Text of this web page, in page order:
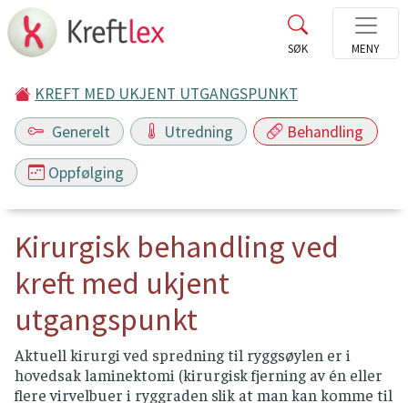
KREFT MED UKJENT UTGANGSPUNKT
Generelt
Utredning Behandling
Oppfølging
Kirurgisk behandling ved
kreft med ukjent
utgangspunkt
Aktuell kirurgi ved spredning til ryggsøylen er i
hovedsak laminektomi (kirurgisk fjerning av én eller
flere virvelbuer i ryggraden slik at man kan komme til